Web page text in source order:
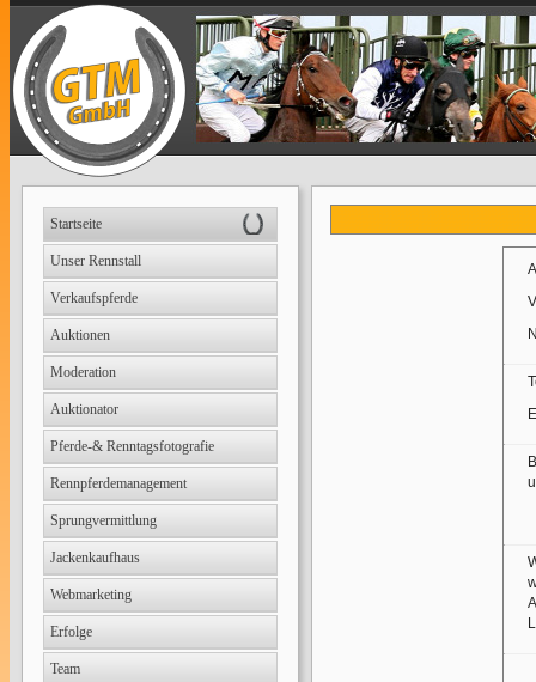
Startseite
Unser Rennstall
Verkaufspferde
Auktionen
Moderation
Auktionator
Pferde-& Renntagsfotografie
Rennpferdemanagement
Sprungvermittlung
Jackenkaufhaus
Webmarketing
Erfolge
Team